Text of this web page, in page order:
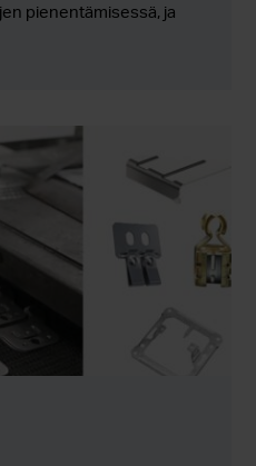
pienentämisessä, ja
uusien